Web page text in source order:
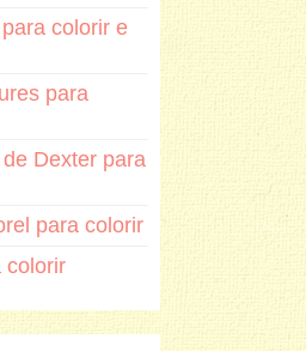
colorir e
para
Dexter para
para colorir
colorir